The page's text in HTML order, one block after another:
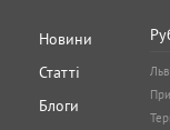
Новини
Статті
Блоги